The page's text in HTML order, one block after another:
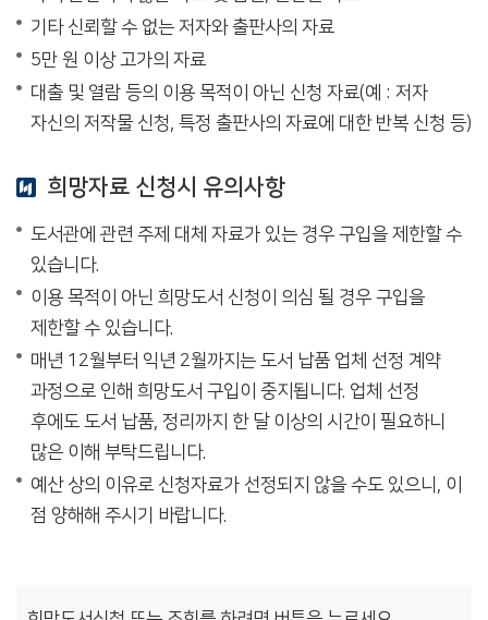
기타 신뢰할 수 없는 저자와 출판사의 자료
5만 원 이상 고가의 자료
대출 및 열람 등의 이용 목적이 아닌 신청 자료(예 : 저자
자신의 저작물 신청, 특정 출판사의 자료에 대한 반복 신청 등)
희망자료 신청시 유의사항
도서관에 관련 주제 대체 자료가 있는 경우 구입을 제한할 수
있습니다.
이용 목적이 아닌 희망도서 신청이 의심 될 경우 구입을
제한할 수 있습니다.
매년 12월부터 익년 2월까지는 도서 납품 업체 선정 계약
과정으로 인해 희망도서 구입이 중지됩니다. 업체 선정
후에도 도서 납품, 정리까지 한 달 이상의 시간이 필요하니
많은 이해 부탁드립니다.
예산 상의 이유로 신청자료가 선정되지 않을 수도 있으니, 이
점 양해해 주시기 바랍니다.